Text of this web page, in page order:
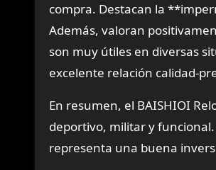
compra. Destacan la
Además, valoran
son muy útiles en diversas
excelente relación calidad-
En resumen, el BAISHIOI
deportivo, militar y
representa una buena